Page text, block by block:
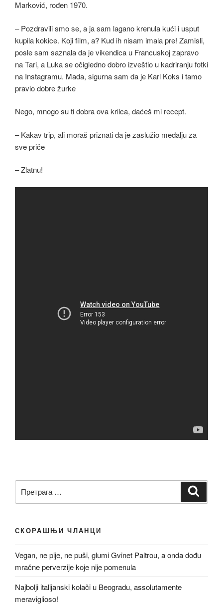
Marković, rođen 1970.
– Pozdravili smo se, a ja sam lagano krenula kući i usput
kupila kokice. Koji film, a? Kud ih nisam imala pre! Zamisli,
posle sam saznala da je vikendica u Francuskoj zapravo
na Tari, a Luka se očigledno dobro izveštio u kadriranju fotki
na Instagramu. Mada, sigurna sam da je Karl Koks i tamo
pravio dobre žurke
Nego, mnogo su ti dobra ova krilca, daćeš mi recept.
– Kakav trip, ali moraš priznati da je zaslužio medalju za
sve priče
– Zlatnu!
за:
СКОРАШЊИ ЧЛАНЦИ
Vegan, ne pije, ne puši, glumi Gvinet Paltrou, a onda dođu
mračne perverzije koje nije pomenula
Najbolji italijanski kolači u Beogradu, assolutamente
meraviglioso!